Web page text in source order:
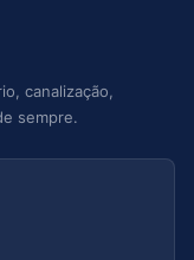
canalização,
sempre.